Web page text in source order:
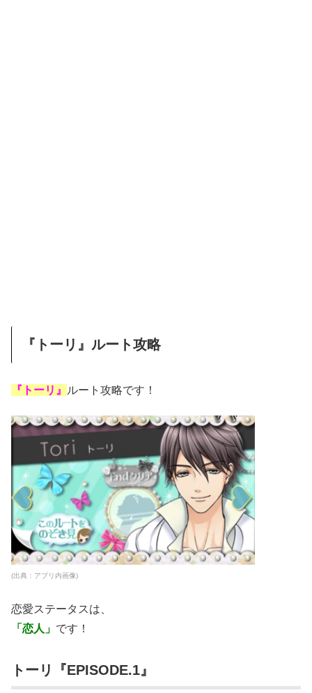
『トーリ』ルート攻略
『トーリ』 ルート攻略です！
(出典：アプリ内画像)
恋愛ステータスは、
「恋人」 です！
トーリ『EPISODE.1』